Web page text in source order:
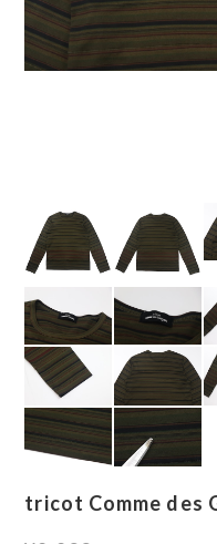
tricot Comme des